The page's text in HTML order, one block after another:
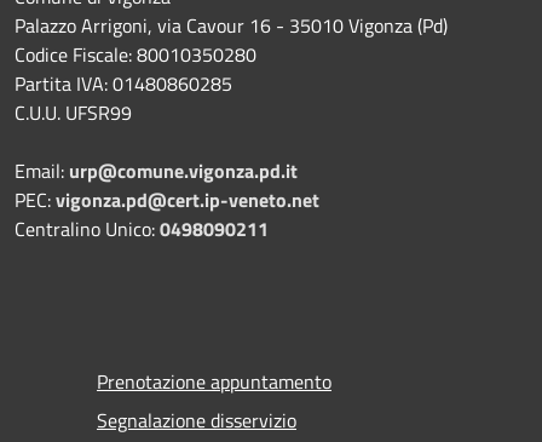
Palazzo Arrigoni, via Cavour 16 - 35010 Vigonza (Pd)
Codice Fiscale: 80010350280
Partita IVA: 01480860285
C.U.U. UFSR99
Email: urp@comune.vigonza.pd.it
PEC:vigonza.pd@cert.ip-veneto.net
Centralino Unico:0498090211
Prenotazione appuntamento
Segnalazione disservizio